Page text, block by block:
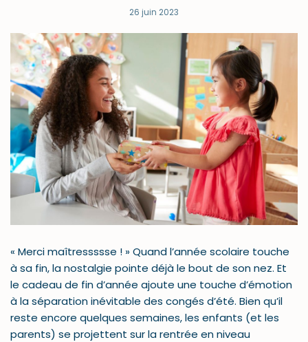
26 juin 2023
« Merci maîtressssse ! » Quand l’année scolaire touche
à sa fin, la nostalgie pointe déjà le bout de son nez. Et
le cadeau de fin d’année ajoute une touche d’émotion
à la séparation inévitable des congés d’été. Bien qu’il
reste encore quelques semaines, les enfants (et les
parents) se projettent sur la rentrée en niveau